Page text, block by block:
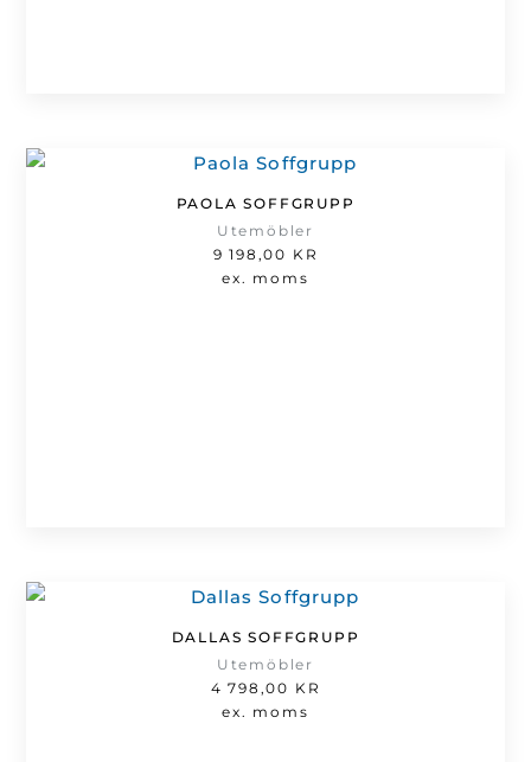
PAOLA SOFFGRUPP
Utemöbler
9 198,00 KR
ex. moms
DALLAS SOFFGRUPP
Utemöbler
4 798,00 KR
ex. moms